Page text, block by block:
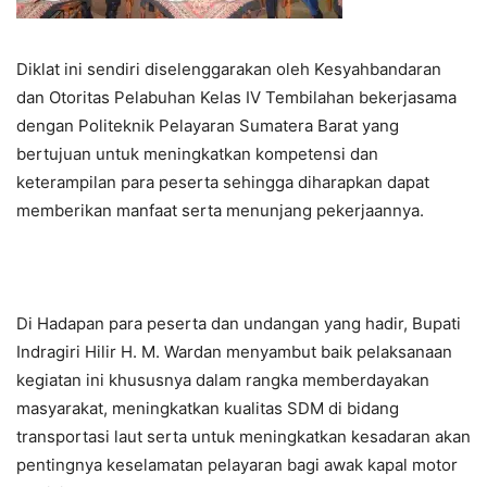
Diklat ini sendiri diselenggarakan oleh Kesyahbandaran
dan Otoritas Pelabuhan Kelas IV Tembilahan bekerjasama
dengan Politeknik Pelayaran Sumatera Barat yang
bertujuan untuk meningkatkan kompetensi dan
keterampilan para peserta sehingga diharapkan dapat
memberikan manfaat serta menunjang pekerjaannya.
Di Hadapan para peserta dan undangan yang hadir, Bupati
Indragiri Hilir H. M. Wardan menyambut baik pelaksanaan
kegiatan ini khususnya dalam rangka memberdayakan
masyarakat, meningkatkan kualitas SDM di bidang
transportasi laut serta untuk meningkatkan kesadaran akan
pentingnya keselamatan pelayaran bagi awak kapal motor